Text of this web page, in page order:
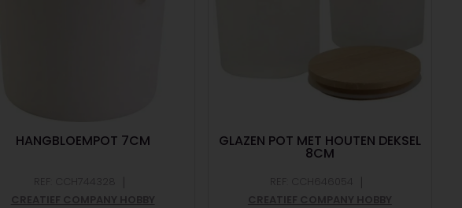
HANGBLOEMPOT 7CM
REF: CCH744328 |
CREATIEF COMPANY HOBBY
GLAZEN POT MET HOUTEN DEKSEL
8CM
REF: CCH646054 |
CREATIEF COMPANY HOBBY